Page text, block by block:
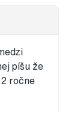
píšu že
ročne